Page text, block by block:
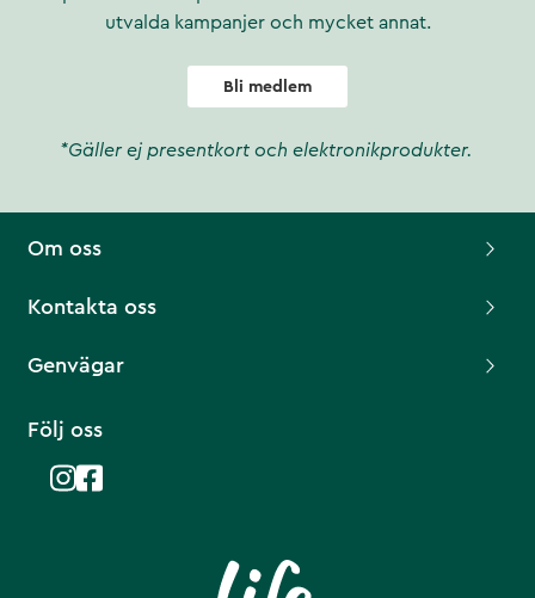
utvalda kampanjer och mycket annat.
Bli medlem
*Gäller ej presentkort och elektronikprodukter.
Om oss
Kontakta oss
Genvägar
Följ oss